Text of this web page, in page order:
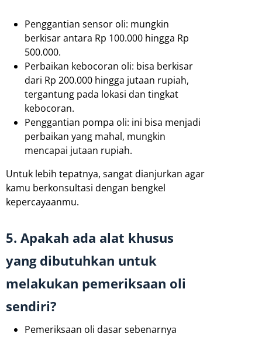
Penggantian sensor oli: mungkin
berkisar antara Rp 100.000 hingga Rp
500.000.
Perbaikan kebocoran oli: bisa berkisar
dari Rp 200.000 hingga jutaan rupiah,
tergantung pada lokasi dan tingkat
kebocoran.
Penggantian pompa oli: ini bisa menjadi
perbaikan yang mahal, mungkin
mencapai jutaan rupiah.
Untuk lebih tepatnya, sangat dianjurkan agar
kamu berkonsultasi dengan bengkel
kepercayaanmu.
5. Apakah ada alat khusus
yang dibutuhkan untuk
melakukan pemeriksaan oli
sendiri?
Pemeriksaan oli dasar sebenarnya